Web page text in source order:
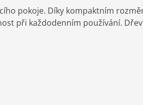
pokoje. Díky kompaktním
při každodenním používání.